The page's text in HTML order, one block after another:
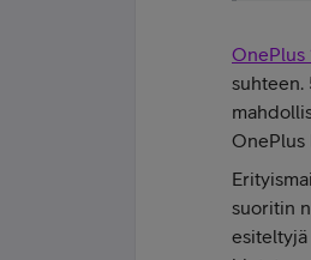
OnePlus
suhteen.
OnePlus
suoritin
esiteltyjä